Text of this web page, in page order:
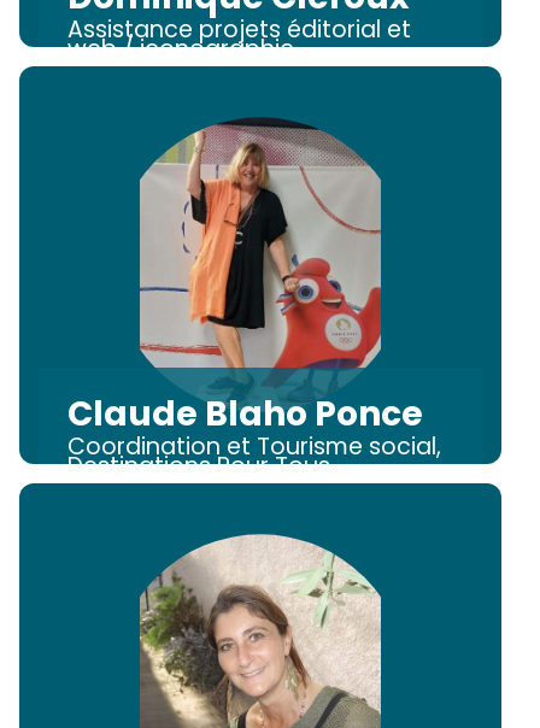
Assistance projets éditorial et
web / iconographie
Claude Blaho Ponce
Coordination et Tourisme social,
Destinations Pour Tous